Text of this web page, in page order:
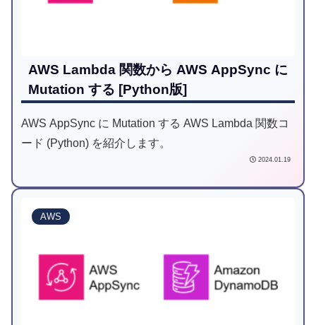
AWS Lambda 関数から AWS AppSync に
Mutation する [Python版]
AWS AppSync に Mutation する AWS Lambda 関数コ
ード (Python) を紹介します。
2024.01.19
AWS